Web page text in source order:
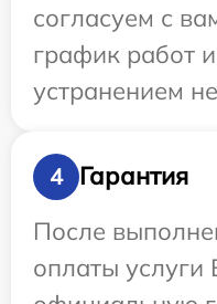
согласуем с
график работ
устранением
4
Гарантия
После
оплаты услуги